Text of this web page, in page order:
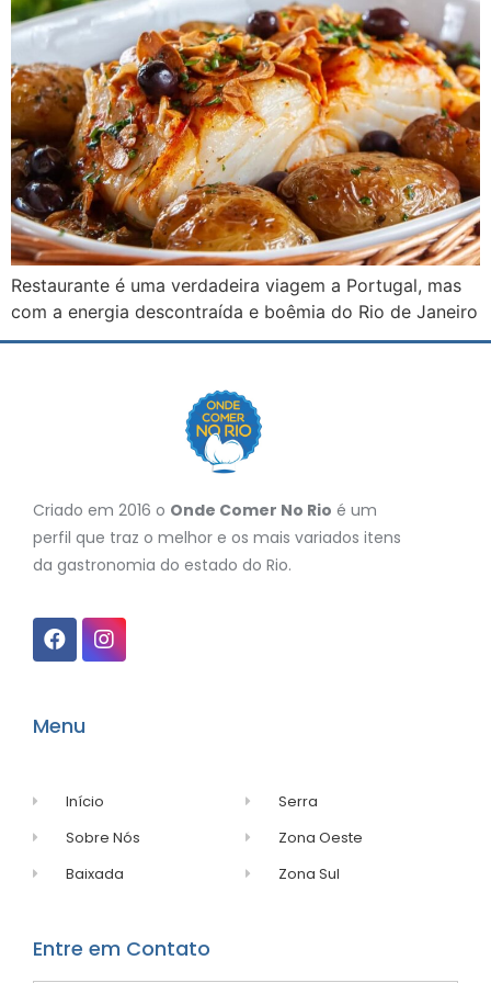
Restaurante é uma verdadeira viagem a Portugal, mas
com a energia descontraída e boêmia do Rio de Janeiro
Criado em 2016 o Onde Comer No Rio é um
perfil que traz o melhor e os mais variados itens
da gastronomia do estado do Rio.
Menu
Início
Sobre Nós
Baixada
Serra
Zona Oeste
Zona Sul
Entre em Contato